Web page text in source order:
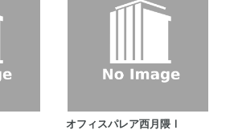
オフィスパレア西月隈Ⅰ